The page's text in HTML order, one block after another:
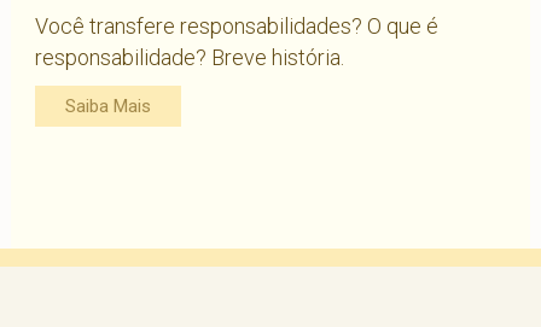
Você transfere responsabilidades? O que é
responsabilidade? Breve história.
Saiba Mais